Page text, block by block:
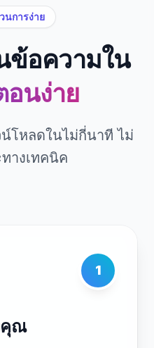
นการง่าย
ข้อความใน
นง่าย
โหลดในไม่กี่นาที ไม่
างเทคนิค
1
คุณ